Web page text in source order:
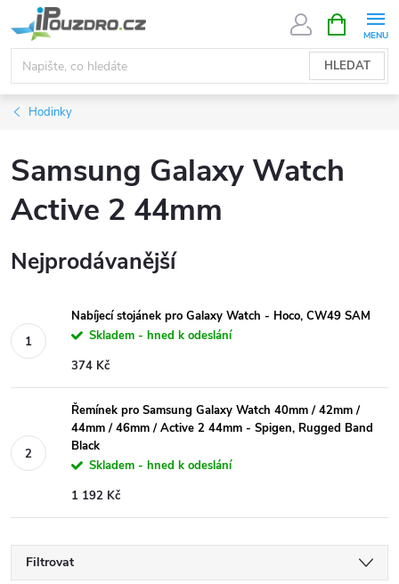
na
obsah
HLEDAT
NÁKUPNÍ
KOŠÍK
Hodinky
Samsung Galaxy Watch
Active 2 44mm
Nejprodávanější
Nabíjecí stojánek pro Galaxy Watch - Hoco, CW49 SAM
Skladem - hned k odeslání
374 Kč
Řemínek pro Samsung Galaxy Watch 40mm / 42mm /
44mm / 46mm / Active 2 44mm - Spigen, Rugged Band
Black
Skladem - hned k odeslání
1 192 Kč
Filtrovat